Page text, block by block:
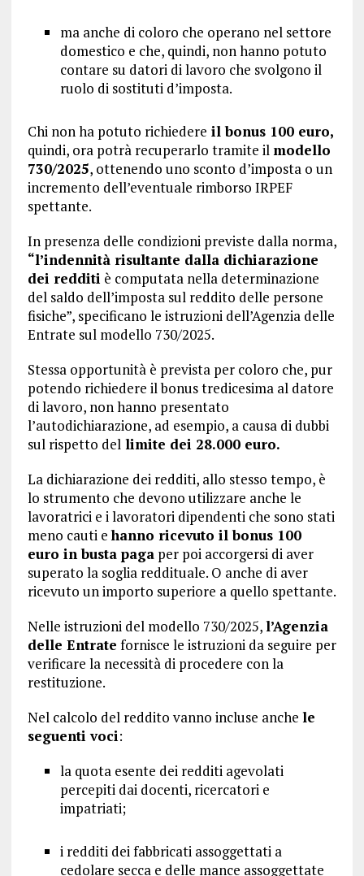
ma anche di coloro che operano nel settore
domestico e che, quindi, non hanno potuto
contare su datori di lavoro che svolgono il
ruolo di sostituti d’imposta.
Chi non ha potuto richiedere il bonus 100 euro,
quindi, ora potrà recuperarlo tramite il modello
730/2025, ottenendo uno sconto d’imposta o un
incremento dell’eventuale rimborso IRPEF
spettante.
In presenza delle condizioni previste dalla norma,
“l’indennità risultante dalla dichiarazione
dei redditi è computata nella determinazione
del saldo dell’imposta sul reddito delle persone
fisiche”, specificano le istruzioni dell’Agenzia delle
Entrate sul modello 730/2025.
Stessa opportunità è prevista per coloro che, pur
potendo richiedere il bonus tredicesima al datore
di lavoro, non hanno presentato
l’autodichiarazione, ad esempio, a causa di dubbi
sul rispetto dellimite dei 28.000 euro.
La dichiarazione dei redditi, allo stesso tempo, è
lo strumento che devono utilizzare anche le
lavoratrici e i lavoratori dipendenti che sono stati
meno cauti ehanno ricevuto il bonus 100
euro in busta pagaper poi accorgersi di aver
superato la soglia reddituale. O anche di aver
ricevuto un importo superiore a quello spettante.
Nelle istruzioni del modello 730/2025,l’Agenzia
delle Entrate fornisce le istruzioni da seguire per
verificare la necessità di procedere con la
restituzione.
Nel calcolo del reddito vanno incluse anche le
seguenti voci:
la quota esente dei redditi agevolati
percepiti dai docenti, ricercatori e
impatriati;
i redditi dei fabbricati assoggettati a
cedolare secca e delle mance assoggettate